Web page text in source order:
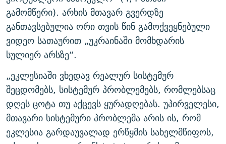
გამომწერი). არხის მთავარ გვერდზე
განთავსებულია ორი თვის წინ გამოქვეყნებული
ვიდეო სათაურით „უკრაინაში მომხდარის
სულიერ არსზე“.
„ეკლესიაში ვხედავ რეალურ სისტემურ
შეცდომებს, სისტემურ პრობლემებს, რომლებსაც
დღეს ცოტა თუ აქცევს ყურადღებას. უპირველესი,
მთავარი სისტემური პრობლემა არის ის, რომ
ეკლესია გარდაუვალად ერწყმის სახელმწიფოს,